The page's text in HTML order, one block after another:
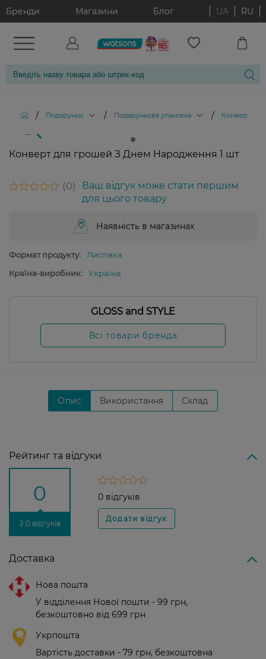
Бренди Магазини Блог UA RU
/ Подарунки / Подарункова упаковка / Конверти
Конверт для грошей З Днем Народження 1 шт
0
Ваш відгук може стати першим
для цього товару
Наявність в магазинах
Формат продукту:
Листівка
Країна-виробник:
Україна
GLOSS and STYLE
Всі товари бренда
Опис Використання Склад
Рейтинг та відгуки
0
З 0 відгуків
0 відгуків
Доставка
Нова пошта
У відділення Нової пошти - 99 грн,
безкоштовно від 699 грн
Укрпошта
Вартість доставки - 79 грн, безкоштовна